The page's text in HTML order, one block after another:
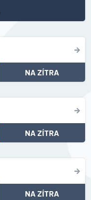
NA ZÍTRA
NA ZÍTRA
NA ZÍTRA